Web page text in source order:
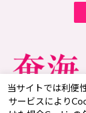
当サイトでは利便
サービスにより